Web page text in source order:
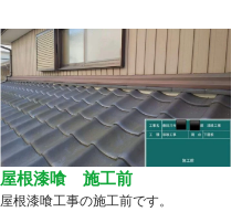
屋根漆喰 施工前
屋根漆喰工事の施工前です。